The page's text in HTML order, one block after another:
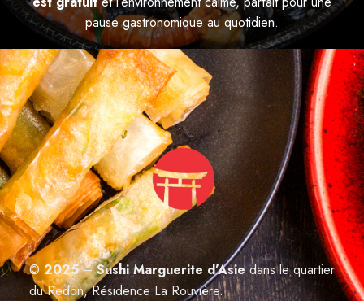
pause gastronomique au quotidien.
©2025–Sushi Marguerite d’Asie dans le quartier
du Redon, Résidence La Rouvière.